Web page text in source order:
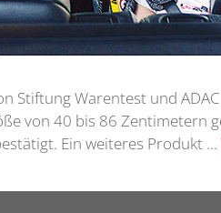
Warentest und
von 40 bis 86 Zentimetern
Ein weiteres Produkt …